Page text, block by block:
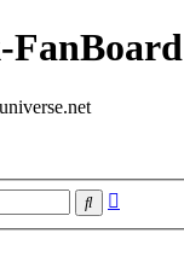
FanBoard
Suche